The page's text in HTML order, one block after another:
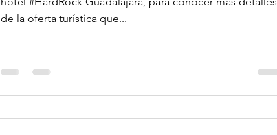
de la oferta turística que...